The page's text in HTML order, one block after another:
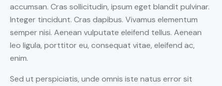
accumsan. Cras sollicitudin, ipsum eget blandit pulvinar.
Integer tincidunt. Cras dapibus. Vivamus elementum
semper nisi. Aenean vulputate eleifend tellus. Aenean
leo ligula, porttitor eu, consequat vitae, eleifend ac,
enim.
Sed ut perspiciatis, unde omnis iste natus error sit